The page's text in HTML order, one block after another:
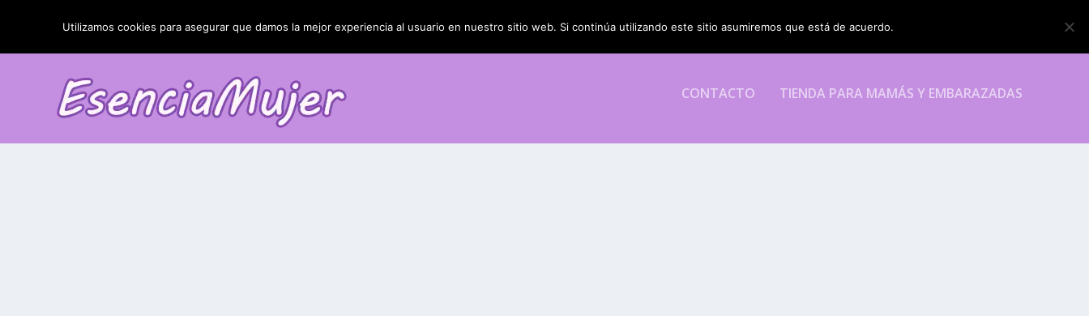
TENDENCIAS: La blefaroplastia y sus resultados
CONTACTO TIENDA PARA MAMÁS Y EMBARAZADAS
Utilizamos cookies para asegurar que damos la mejor experiencia al usuario en nuestro sitio web. Si continúa utilizando este sitio asumiremos que está de acuerdo.